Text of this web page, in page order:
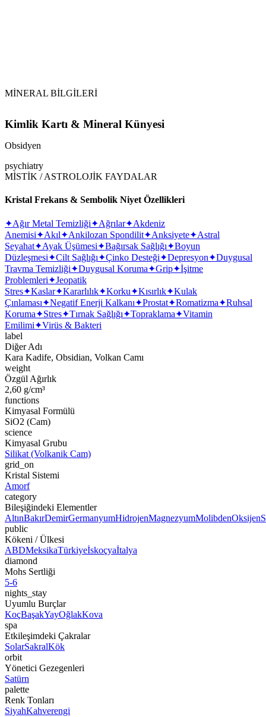
MİNERAL BİLGİLERİ
Kimlik Kartı & Mineral Künyesi
Obsidyen
psychiatry
MİSTİK / ASTROLOJİK FAYDALAR
Kristal Frekans & Sembolik Niyet Özellikleri
✦Ağır Metal Temizliği✦Ağrılar✦Akdeniz
Anemisi✦Akıl✦Ankilozan Spondilit✦Anksiyete✦Astral
Seyahat✦Ayak Üşümesi✦Bağırsak Sağlığı✦Boyun
Düzleşmesi✦Cilt Sağlığı✦Çinko Desteği✦Depresyon✦Duygusal
Travma Temizliği✦Duygusal Koruma✦Grip✦İşitme
Problemleri✦Jeopatik
Stres✦Kaslar✦Kararlılık✦Korku✦Kısırlık✦Kulak
Çınlaması✦Negatif Enerji Kalkanı✦Prostat✦Romatizma✦Ruhsal
Koruma✦Stres✦Tırnak Sağlığı✦Topraklama✦Vitamin
Emilimi✦Virüs & Bakteri
label
Diğer Adı
Kara Kadife, Obsidian, Volkan Camı
weight
Özgül Ağırlık
2,60 g/cm³
functions
Kimyasal Formülü
SiO2 (Cam)
science
Kimyasal Grubu
Silikat (Volkanik Cam)
grid_on
Kristal Sistemi
Amorf
category
Bileşiğindeki Elementler
AltınBakırDemirGermanyumHidrojenMagnezyumMolibdenOksijen
public
Kökeni / Ülkesi
ABDMeksikaTürkiyeİskoçyaİtalya
diamond
Mohs Sertliği
5-6
nights_stay
Uyumlu Burçlar
KoçBaşakYayOğlakKova
spa
Etkileşimdeki Çakralar
SolarSakralKök
orbit
Yönetici Gezegenleri
Satürn
palette
Renk Tonları
SiyahKahverengi